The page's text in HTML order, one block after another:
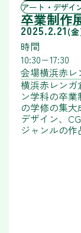
アート・デザイ
卒業制作
2025.2.21(
時間
10:30−17:30
会場横浜赤レ
横浜赤レンガ
ン学科の卒
の学修の集
デザイン、
ジャンルの作